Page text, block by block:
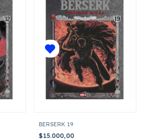
BERSERK 19
$15.000,00